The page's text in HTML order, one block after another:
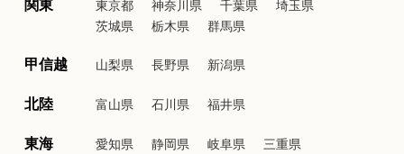
東京都 神奈川県 千葉県
埼玉県
茨城県
栃木県 群馬県
甲信越 山梨県 長野県 新潟県
北陸 富山県 石川県 福井県
東海 愛知県 静岡県 岐阜県 三重県